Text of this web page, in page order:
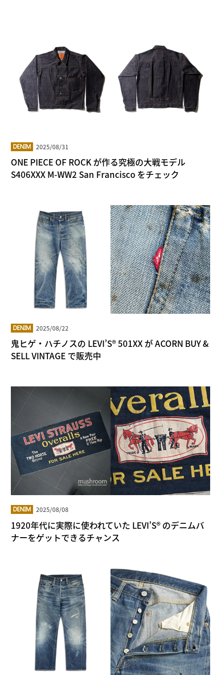
DENIM 2025/08/31
ONE PIECE OF ROCK が作る究極の大戦モデル
S406XXX M-WW2 San Francisco をチェック
DENIM 2025/08/22
鬼ヒゲ・ハチノスの LEVI’S® 501XX が ACORN BUY &
SELL VINTAGE で販売中
DENIM 2025/08/08
1920年代に実際に使われていた LEVI’S® のデニムバ
ナーをゲットできるチャンス